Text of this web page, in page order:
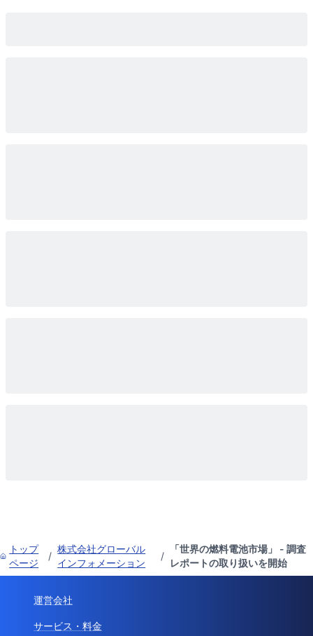
トップ
ページ
/
株式会社グローバル
インフォメーション
/
「世界の燃料電池市場」 - 調査
レポートの取り扱いを開始
運営会社
サービス・料金